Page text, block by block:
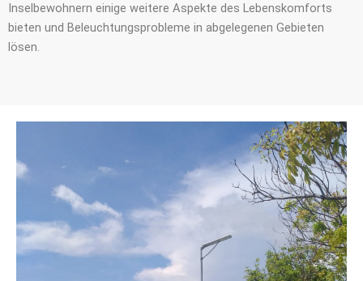
Inselbewohnern einige weitere Aspekte des Lebenskomforts
bieten und Beleuchtungsprobleme in abgelegenen Gebieten
lösen.